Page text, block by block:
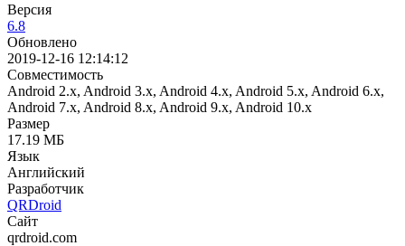
Версия
6.8
Обновлено
2019-12-16 12:14:12
Совместимость
Android 2.x, Android 3.x, Android 4.x, Android 5.x, Android 6.x,
Android 7.x, Android 8.x, Android 9.x, Android 10.x
Размер
17.19 МБ
Язык
Английский
Разработчик
QRDroid
Сайт
qrdroid.com